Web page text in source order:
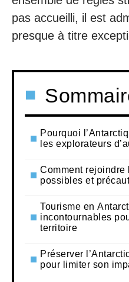
pas accueilli, il est
presque à titre
Pourquoi
les explorateurs
Comment rejoindre
possibles et
Tourisme en
incontournables
territoire
Préserver
pour limiter son